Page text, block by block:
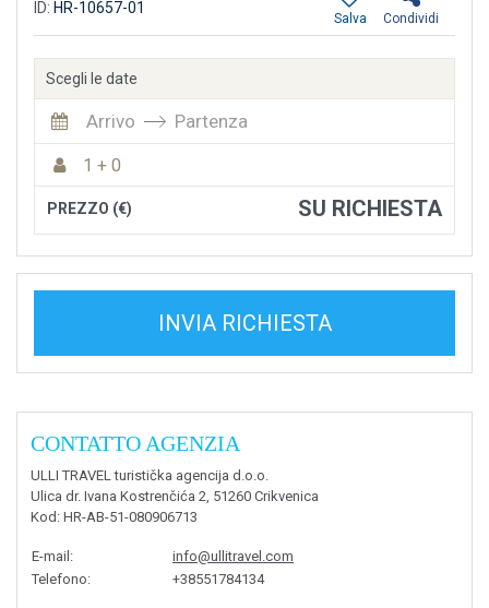
ID: HR-10657-01
Condividi
Salva
Scegli le date
Arrivo Partenza
1 + 0
PREZZO (€) SU RICHIESTA
INVIA RICHIESTA
CONTATTO AGENZIA
ULLI TRAVEL turistička agencija d.o.o.
Ulica dr. Ivana Kostrenčića 2, 51260 Crikvenica
Kod : HR-AB-51-080906713
E-mail :
info@ullitravel.com
Telefono: +38551784134